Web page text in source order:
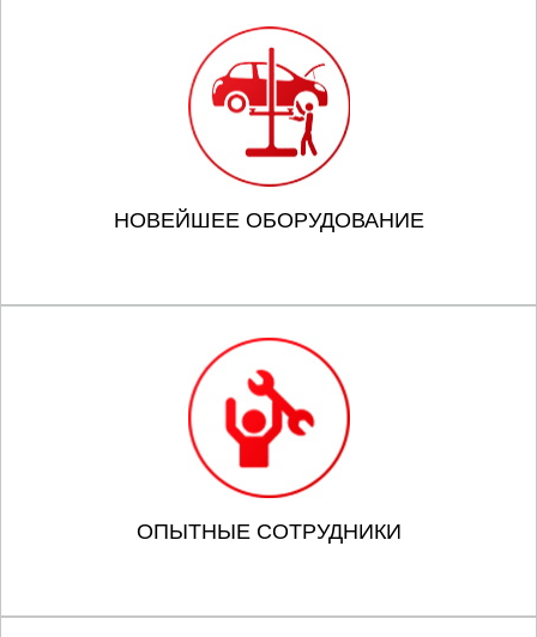
НОВЕЙШЕЕ ОБОРУДОВАНИЕ
ОПЫТНЫЕ СОТРУДНИКИ